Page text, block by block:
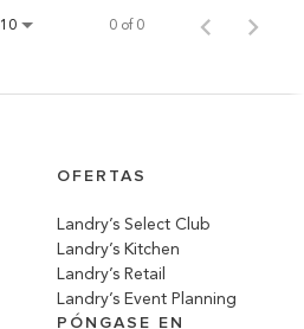
10 0 of 0
OFERTAS
Landry’s Select Club
Landry’s Kitchen
Landry’s Retail
Landry’s Event Planning
PÓNGASE EN